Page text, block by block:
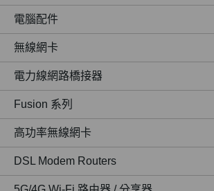
電腦配件
無線網卡
電力線網路橋接器
Fusion 系列
高功率無線網卡
DSL Modem Routers